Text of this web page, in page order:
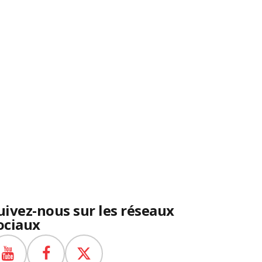
nous sur les réseaux